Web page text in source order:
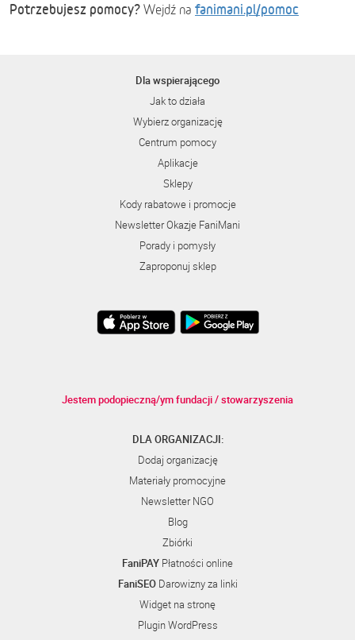
Potrzebujesz pomocy? Wejdź na fanimani.pl/pomoc
Dla wspierającego
Jak to działa
Wybierz organizację
Centrum pomocy
Aplikacje
Sklepy
Kody rabatowe i promocje
Newsletter Okazje FaniMani
Porady i pomysły
Zaproponuj sklep
Jestem podopieczną/ym fundacji / stowarzyszenia
DLA ORGANIZACJI:
Dodaj organizację
Materiały promocyjne
Newsletter NGO
Blog
Zbiórki
FaniPAY Płatności online
FaniSEODarowizny za linki
Widget na stronę
Plugin WordPress